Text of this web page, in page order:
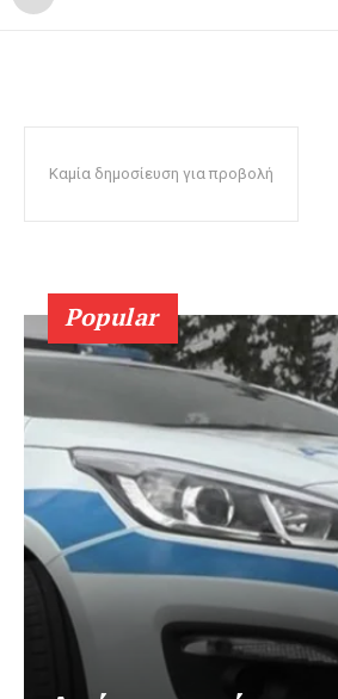
Καμία δημοσίευση για προβολή
Popular